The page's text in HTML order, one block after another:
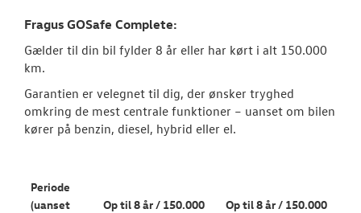
Fragus GOSafe Complete:
Gælder til din bil fylder 8 år eller har kørt i alt 150.000
km.
Garantien er velegnet til dig, der ønsker tryghed
omkring de mest centrale funktioner – uanset om bilen
kører på benzin, diesel, hybrid eller el.
Periode
(uanset
Op til 8 år / 150.000
Op til 8 år / 150.000